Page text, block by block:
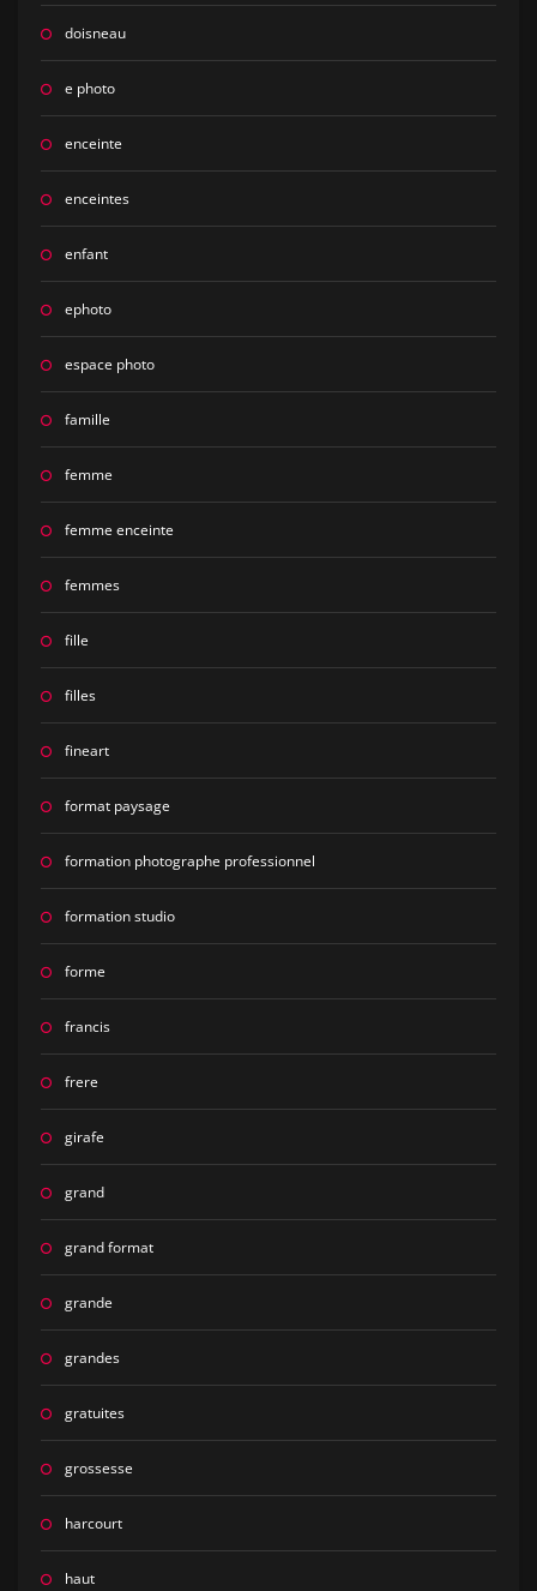
doisneau
e photo
enceinte
enceintes
enfant
ephoto
espace photo
famille
femme
femme enceinte
femmes
fille
filles
fineart
format paysage
formation photographe professionnel
formation studio
forme
francis
frere
girafe
grand
grand format
grande
grandes
gratuites
grossesse
harcourt
haut